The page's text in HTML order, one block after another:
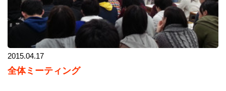
2015.04.17
全体ミーティング